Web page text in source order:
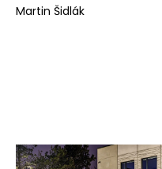
Martin Šidlák